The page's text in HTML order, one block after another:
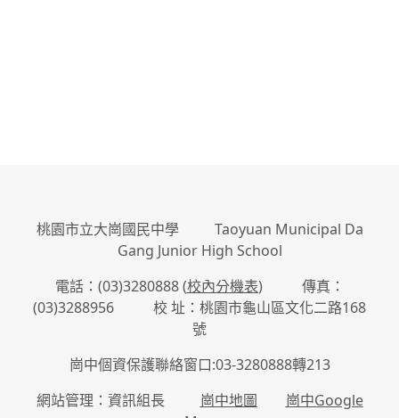
桃園市立大崗國民中學 Taoyuan Municipal Da
Gang Junior High School
電話：(03)3280888 (校內分機表) 傳真：
(03)3288956 校 址：桃園市龜山區文化二路168
號
崗中個資保護聯絡窗口:03-3280888轉213
網站管理：資訊組長 崗中地圖
崗中Google